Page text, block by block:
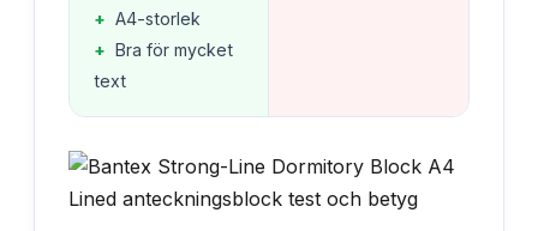
+ A4-storlek
+ Bra för mycket
text